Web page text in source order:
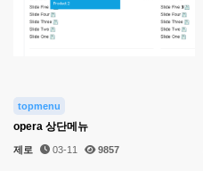
topmenu
opera 상단메뉴
제로 03-11 9857